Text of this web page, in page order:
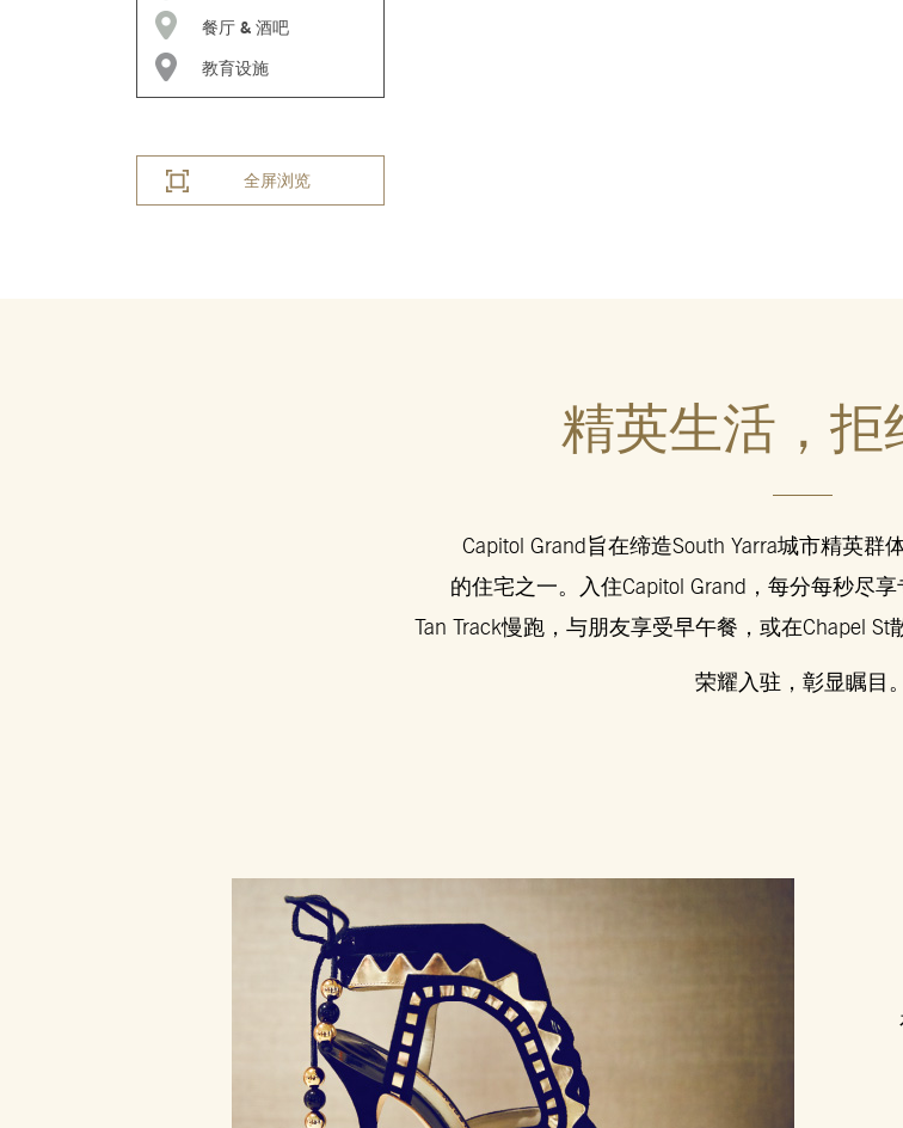
餐厅 & 酒吧
教育设施
全屏浏览
精英生活， 拒
Capitol Grand旨在缔造South Yarra城市精英群
的住宅之一。入住Capitol Grand，每分每秒尽
Tan Track慢跑，与朋友享受早午餐，或在Chapel
荣耀入驻，彰显瞩目。